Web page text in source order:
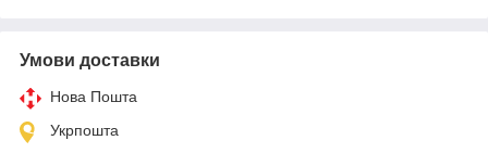
Умови доставки
Нова Пошта
Укрпошта